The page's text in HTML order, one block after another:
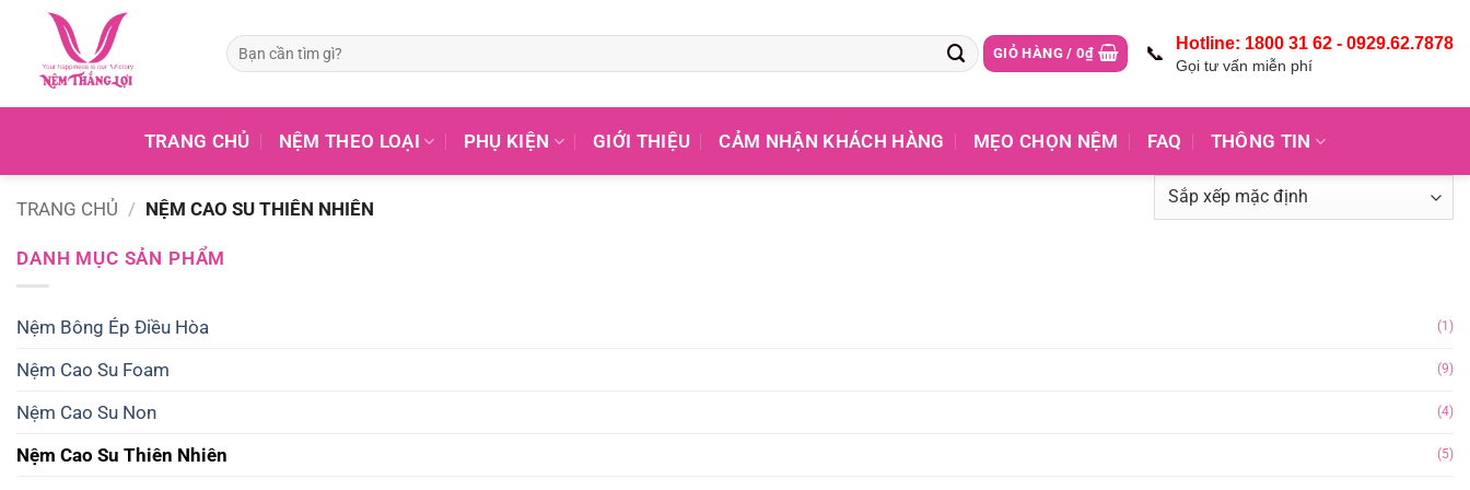
Tìm
kiếm:
GIỎ HÀNG /0₫ 📞 Hotline: 1800 31 62 - 0929.62.7878
Gọi tư vấn miễn phí
TRANG CHỦ NỆM THEO LOẠI PHỤ KIỆN GIỚI THIỆU CẢM NHẬN KHÁCH HÀNG MẸO CHỌN NỆM FAQ THÔNG TIN
TRANG CHỦ / NỆM CAO SU THIÊN NHIÊN
DANH MỤC SẢN PHẨM
Nệm Bông Ép Điều Hòa (1)
Nệm Cao Su Foam (9)
Nệm Cao Su Non (4)
Nệm Cao Su Thiên Nhiên (5)